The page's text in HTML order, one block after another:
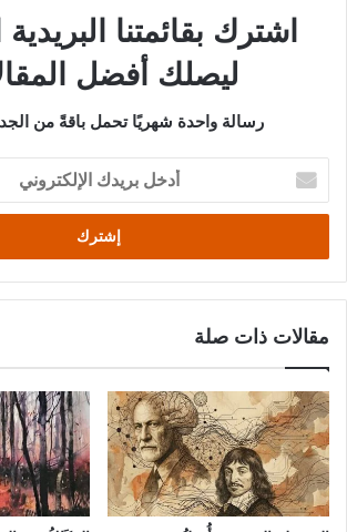
اشترك بقائمتنا
ليصلك أفضل
رسالة واحدة شهريًا تحمل باقةً من
أدخل
بريدك
الإلكتروني
مقالات ذات صلة